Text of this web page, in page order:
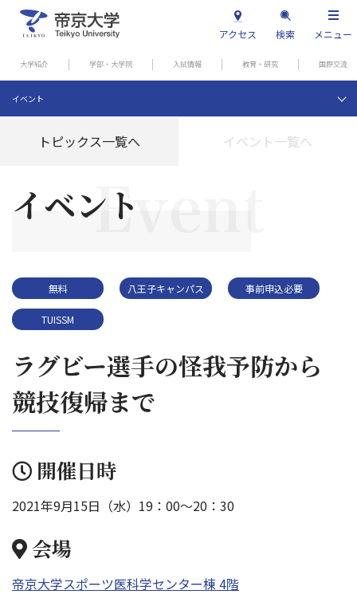
アクセス 検索 メニュー
大学紹介 学部・大学院 入試情報 教育・研究 国際交流
イベント
トピックス一覧へ イベント一覧へ
イベント
無料 八王子キャンパス 事前申込必要
TUISSM
ラグビー選手の怪我予防から
競技復帰まで
開催日時
2021年9月15日（水）19：00～20：30
会場
帝京大学スポーツ医科学センター棟 4階